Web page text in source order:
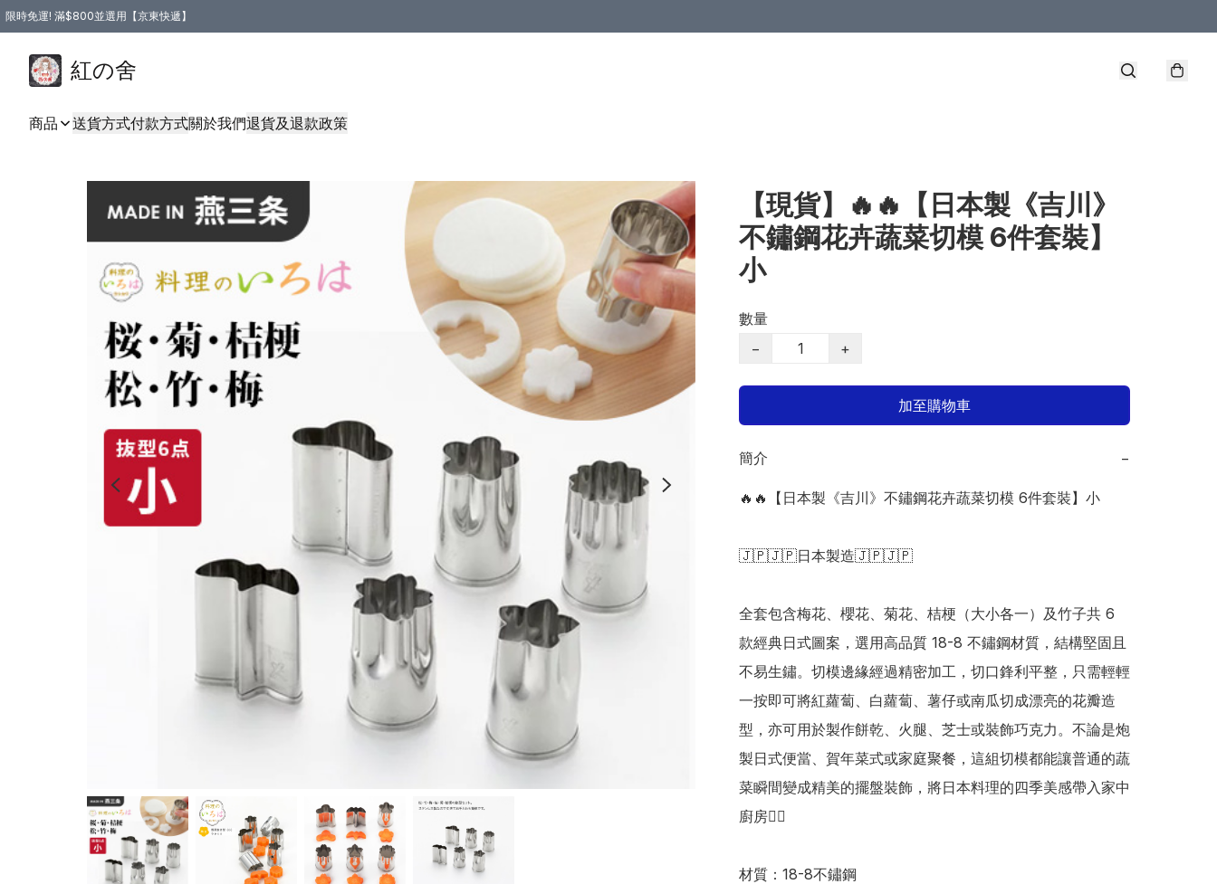
限時免運! 滿$800並選用【京東快遞】
紅の舍
商品 送貨方式付款方式關於我們退貨及退款政策
【現貨】🔥🔥【日本製《吉川》
不鏽鋼花卉蔬菜切模 6件套裝】
小
數量
−
+
加至購物車
簡介 −
🔥🔥【日本製《吉川》不鏽鋼花卉蔬菜切模 6件套裝】小
🇯🇵🇯🇵日本製造🇯🇵🇯🇵
全套包含梅花、櫻花、菊花、桔梗（大小各一）及竹子共 6
款經典日式圖案，選用高品質 18-8 不鏽鋼材質，結構堅固且
不易生鏽。切模邊緣經過精密加工，切口鋒利平整，只需輕輕
一按即可將紅蘿蔔、白蘿蔔、薯仔或南瓜切成漂亮的花瓣造
型，亦可用於製作餅乾、火腿、芝士或裝飾巧克力。不論是炮
製日式便當、賀年菜式或家庭聚餐，這組切模都能讓普通的蔬
菜瞬間變成精美的擺盤裝飾，將日本料理的四季美感帶入家中
廚房👍🏻
材質：18-8不鏽鋼